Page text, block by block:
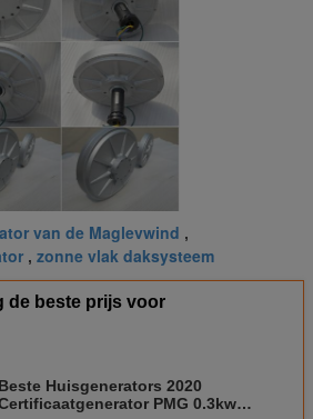
van de Maglevwind ,
, zonne vlak daksysteem
de beste prijs voor
Beste Huisgenerators 2020
PMG 0.3kw